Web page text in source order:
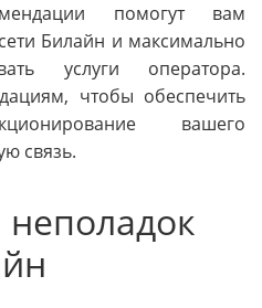
помогут вам
Билайн и максимально
услуги оператора.
чтобы обеспечить
вашего
связь.